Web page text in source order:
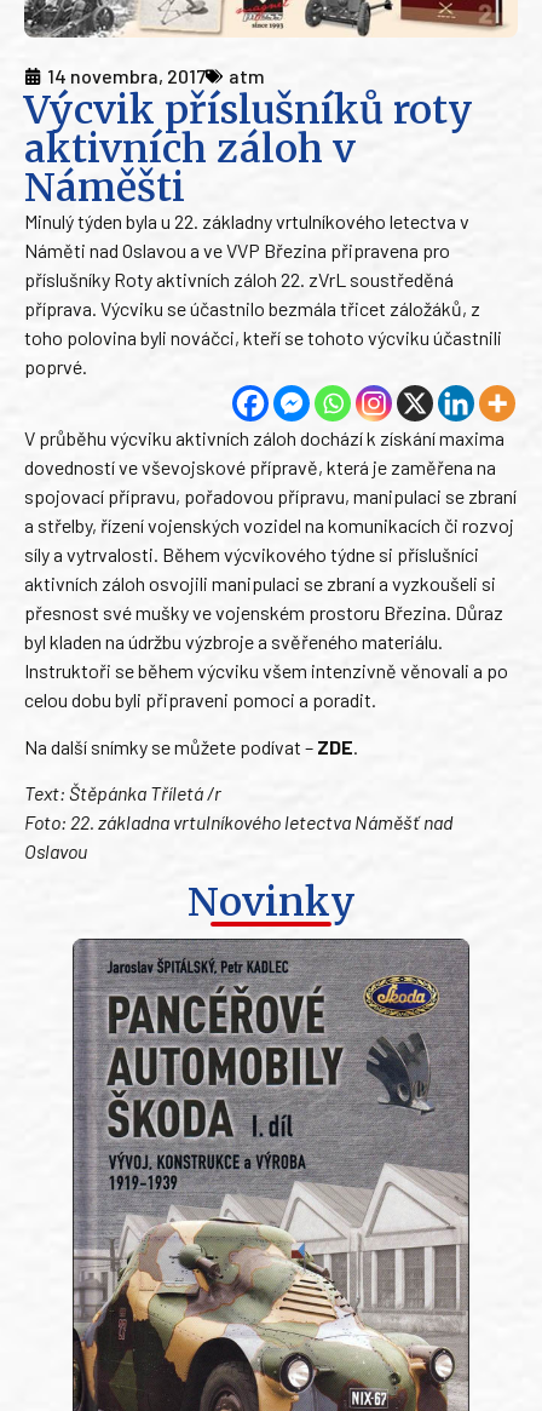
14 novembra, 2017 atm
Výcvik příslušníků roty
aktivních záloh v
Náměšti
Minulý týden byla u 22. základny vrtulníkového letectva v
Náměti nad Oslavou a ve VVP Březina připravena pro
příslušníky Roty aktivních záloh 22. zVrL soustředěná
příprava. Výcviku se účastnilo bezmála třicet záložáků, z
toho polovina byli nováčci, kteří se tohoto výcviku účastnili
poprvé.
V průběhu výcviku aktivních záloh dochází k získání maxima
dovedností ve vševojskové přípravě, která je zaměřena na
spojovací přípravu, pořadovou přípravu, manipulaci se zbraní
a střelby, řízení vojenských vozidel na komunikacích či rozvoj
síly a vytrvalosti. Během výcvikového týdne si příslušníci
aktivních záloh osvojili manipulaci se zbraní a vyzkoušeli si
přesnost své mušky ve vojenském prostoru Březina. Důraz
byl kladen na údržbu výzbroje a svěřeného materiálu.
Instruktoři se během výcviku všem intenzivně věnovali a po
celou dobu byli připraveni pomoci a poradit.
Na další snímky se můžete podívat – ZDE
Text: Štěpánka Tříletá /r
Foto: 22. základna vrtulníkového letectva Náměšť nad
Oslavou
Novinky